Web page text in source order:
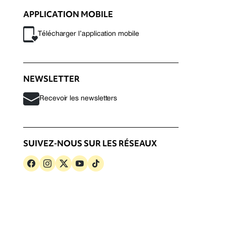
APPLICATION MOBILE
Télécharger l’application mobile
NEWSLETTER
Recevoir les newsletters
SUIVEZ-NOUS SUR LES RÉSEAUX